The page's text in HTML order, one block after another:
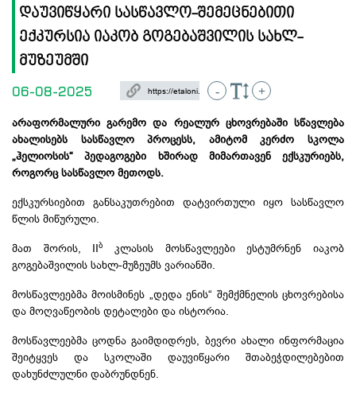
დაუვიწყარი სასწავლო-შემეცნებითი
ექკურსია იაკობ გოგებაშვილის სახლ-
მუზეუმში
06-08-2025 - +
არაფორმალური გარემო და რეალურ ცხოვრებაში სწავლება
ახალისებს სასწავლო პროცესს, ამიტომ კერძო სკოლა
„ჰელიოსის“ პედაგოგები ხშირად მიმართავენ ექსკურიებს,
როგორც სასწავლო მეთოდს.
ექსკურსიებით განსაკუთრებით დატვირთული იყო სასწავლო
წლის მიწურული.
მათ შორის, IIბ
კლასის მოსწავლეები ესტუმრნენ იაკობ
გოგებაშვილის სახლ-მუზეუმს ვარიანში.
მოსწავლეებმა მოისმინეს „დედა ენის“ შემქმნელის ცხოვრებისა
და მოღვაწეობის დეტალები და ისტორია.
მოსწავლეებმა ცოდნა გაიმდიდრეს, ბევრი ახალი ინფორმაცია
შეიტყვეს და სკოლაში დაუვიწყარი შთაბეჭდილებებით
დახუნძლულნი დაბრუნდნენ.